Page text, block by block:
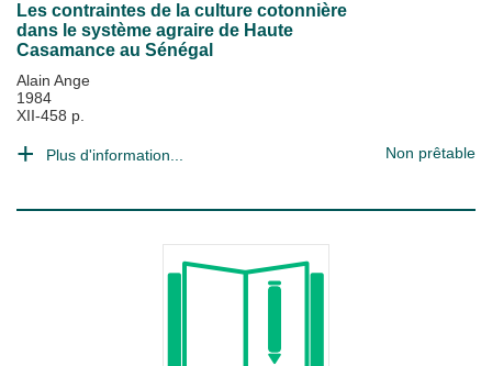
Les contraintes de la culture cotonnière
dans le système agraire de Haute
Casamance au Sénégal
Alain Ange
1984
XII-458 p.
Plus d'information... Non prêtable